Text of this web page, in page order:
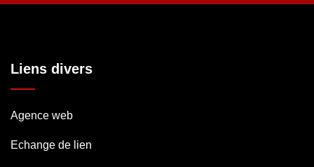
Liens divers
Agence web
Echange de lien